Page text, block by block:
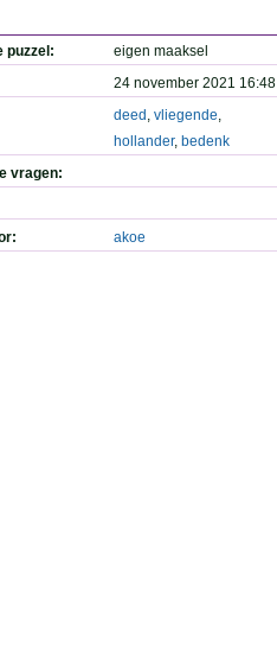
puzzel:
eigen maaksel
24 november 2021 16:48
deed , vliegende,
hollander, bedenk
vragen:
akoe